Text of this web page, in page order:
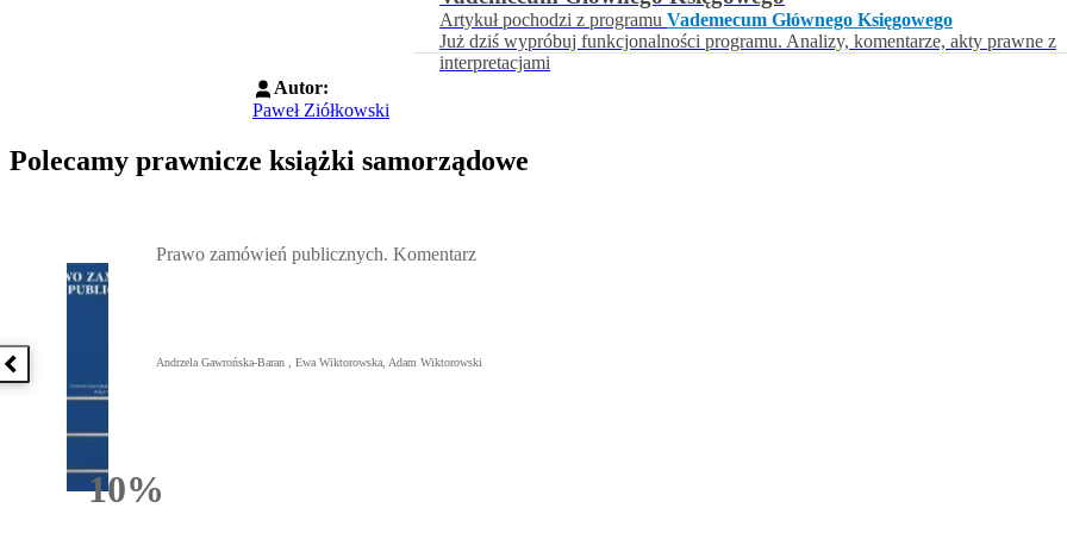
Artykuł pochodzi z programu Vademecum Głównego Księgowego
Już dziś wypróbuj funkcjonalności programu. Analizy, komentarze, akty prawne z
interpretacjami
Autor:
Paweł Ziółkowski
Polecamy prawnicze książki samorządowe
Poprzednia książka
10%Rabatu
Prawo zamówień publicznych. Komentarz
Andrzela Gawrońska-Baran , Ewa Wiktorowska, Adam Wiktorowski